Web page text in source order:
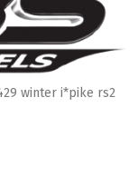
winter i*pike rs2